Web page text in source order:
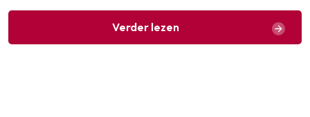
Verder lezen